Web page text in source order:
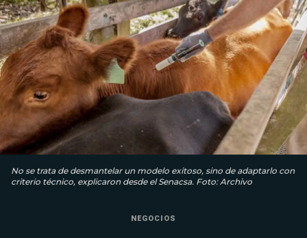
No se trata de desmantelar un modelo exitoso, sino de adaptarlo con
criterio técnico, explicaron desde el Senacsa. Foto: Archivo
NEGOCIOS